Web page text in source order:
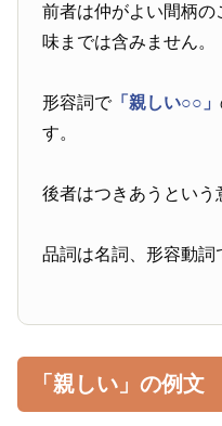
前者は仲がよい間柄
味までは含みません。
形容詞で「親しい○○」
す。
後者はつきあうという
品詞は名詞、形容動詞
「親しい」の例文